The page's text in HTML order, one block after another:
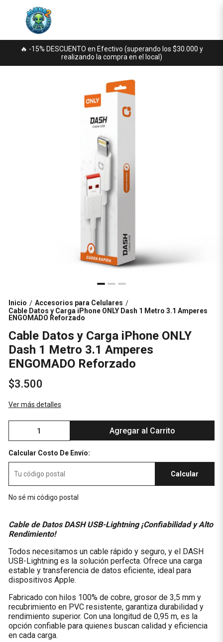
🔥 -15% DESCUENTO en Efectivo (superando los $30.000 y
realizando la compra en el local)
Inicio / Accesorios para Celulares /
Cable Datos y Carga iPhone ONLY Dash 1 Metro 3.1 Amperes
ENGOMADO Reforzado
Cable Datos y Carga iPhone ONLY
Dash 1 Metro 3.1 Amperes
ENGOMADO Reforzado
$3.500
Ver más detalles
Agregar al Carrito
Calcular Costo De Envío:
Calcular
No sé mi código postal
Cable de Datos DASH USB-Lightning ¡Confiabilidad y Alto
Rendimiento!
Todos necesitamos un cable rápido y seguro, y el DASH
USB-Lightning es la solución perfecta. Ofrece una carga
estable y transferencia de datos eficiente, ideal para
dispositivos Apple.
Fabricado con hilos 100% de cobre, grosor de 3,5 mm y
recubrimiento en PVC resistente, garantiza durabilidad y
rendimiento superior. Con una longitud de 0,95 m, es la
opción confiable para quienes buscan calidad y eficiencia
en cada carga.